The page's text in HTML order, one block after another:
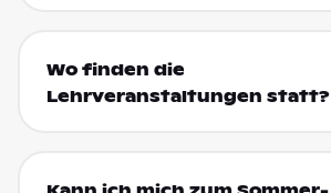
Wo finden die
Lehrveranstaltungen statt?